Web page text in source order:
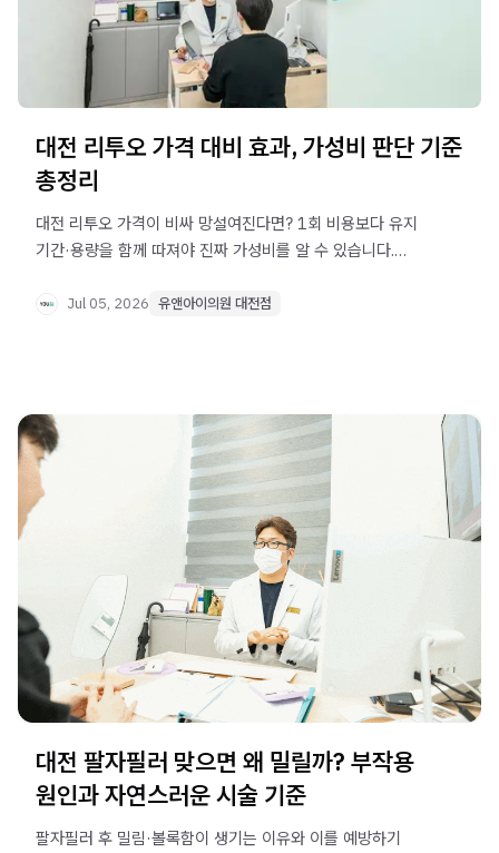
대전 리투오 가격 대비 효과, 가성비 판단 기준
총정리
대전 리투오 가격이 비싸 망설여진다면? 1회 비용보다 유지
기간·용량을 함께 따져야 진짜 가성비를 알 수 있습니다.
Jul 05, 2026 유앤아이의원 대전점
대전 팔자필러 맞으면 왜 밀릴까? 부작용
원인과 자연스러운 시술 기준
팔자필러 후 밀림·볼록함이 생기는 이유와 이를 예방하기